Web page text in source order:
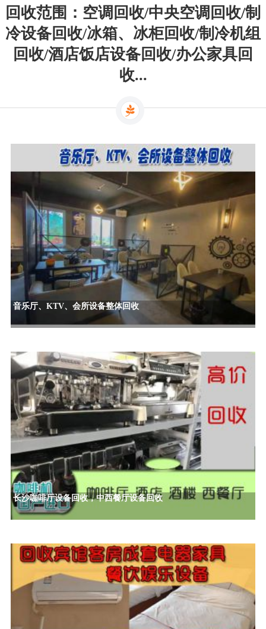
回收范围：空调回收/中央空调回收/制
冷设备回收/冰箱、冰柜回收/制冷机组
回收/酒店饭店设备回收/办公家具回
收...
音乐厅、KTV、会所设备整体回收
长沙咖啡厅设备回收，中西餐厅设备回收